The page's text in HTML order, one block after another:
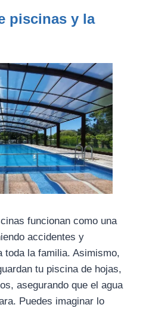
piscinas y la
funcionan como una
accidentes y
toda la familia. Asimismo,
tu piscina de hojas,
asegurando que el agua
Puedes imaginar lo